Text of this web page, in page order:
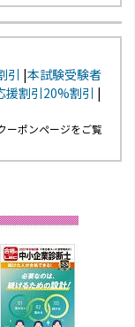
引 |本試験受験者
援割引20%割引 |
ーポンページをご覧